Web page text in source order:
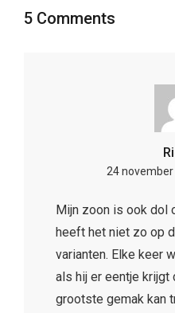
5 Comments
24
Mijn zoon is ook dol
heeft het niet zo op
varianten. Elke keer
als hij er eentje krijgt
grootste gemak kan